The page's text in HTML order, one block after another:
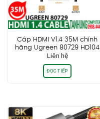
Cáp HDMI V1.4 35M chính
hãng Ugreen 80729 HD104
– Thuần Đồng (Có chip
khuếch đại)
Liên hệ
ĐỌC TIẾP